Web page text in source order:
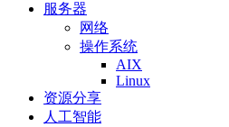
服务器
网络
操作系统
AIX
Linux
资源分享
人工智能